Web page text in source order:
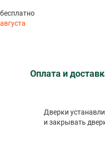
Оплата и
Дверки устанавливаются на петли с системой Push-to-open.